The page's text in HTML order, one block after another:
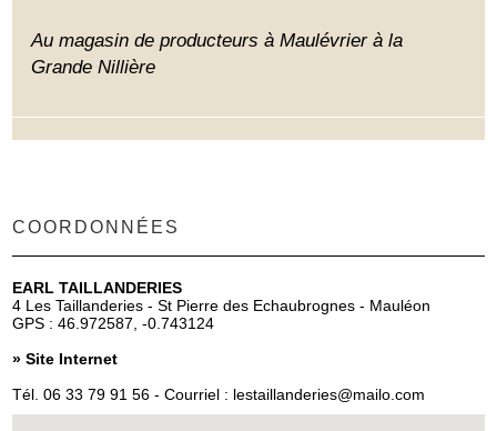
Au magasin de producteurs à Maulévrier à la
Grande Nillière
COORDONNÉES
EARL TAILLANDERIES
4 Les Taillanderies - St Pierre des Echaubrognes - Mauléon
GPS : 46.972587, -0.743124
»Site Internet
Tél.06 33 79 91 56 - Courriel : lestaillanderies@mailo.com